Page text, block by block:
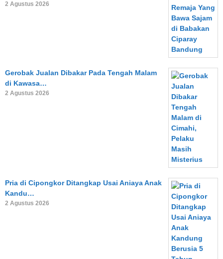
2 Agustus 2026
Gerobak Jualan Dibakar Pada Tengah Malam
di Kawasa…
2 Agustus 2026
Pria di Cipongkor Ditangkap Usai Aniaya Anak
Kandu…
2 Agustus 2026